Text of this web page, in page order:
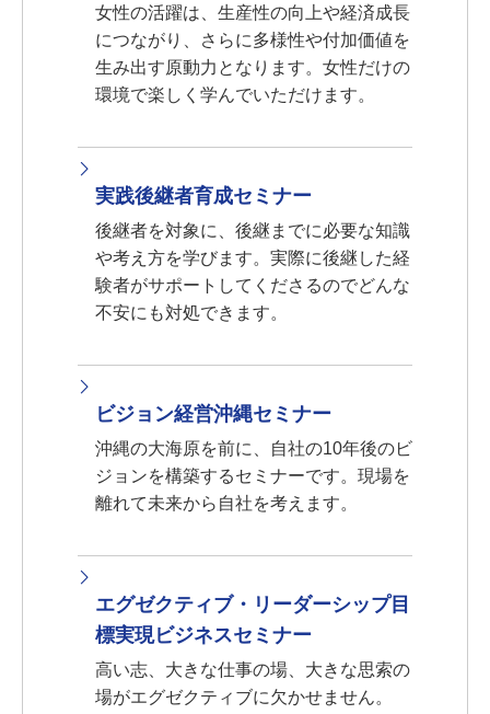
女性の活躍は、生産性の向上や経済成長
につながり、さらに多様性や付加価値を
生み出す原動力となります。女性だけの
環境で楽しく学んでいただけます。
実践後継者育成セミナー
後継者を対象に、後継までに必要な知識
や考え方を学びます。実際に後継した経
験者がサポートしてくださるのでどんな
不安にも対処できます。
ビジョン経営沖縄セミナー
沖縄の大海原を前に、自社の10年後のビ
ジョンを構築するセミナーです。現場を
離れて未来から自社を考えます。
エグゼクティブ・リーダーシップ目
標実現ビジネスセミナー
高い志、大きな仕事の場、大きな思索の
場がエグゼクティブに欠かせません。